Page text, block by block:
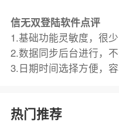
信无双登陆软件点评
1.基础功能灵敏度，很
2.数据同步后台进行，
3.日期时间选择方便，
热门推荐